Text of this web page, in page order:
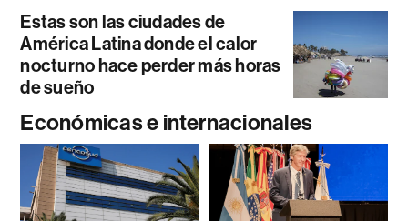
Estas son las ciudades de
América Latina donde el calor
nocturno hace perder más horas
de sueño
Económicas e internacionales